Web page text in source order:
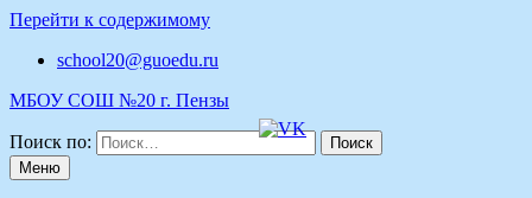
Перейти к содержимому
school20@guoedu.ru
МБОУ СОШ №20 г. Пензы
Поиск по:
Меню